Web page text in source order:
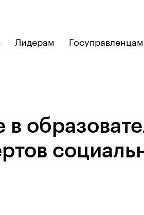
Лидерам Госуправленцам